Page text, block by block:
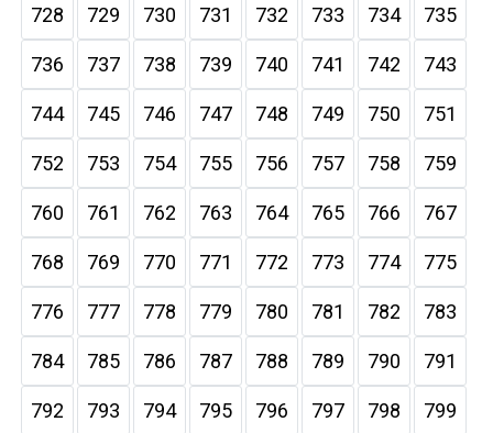
728 729 730 731 732 733 734 735
736 737 738 739 740 741 742 743
744 745 746 747 748 749 750 751
752 753 754 755 756 757 758 759
760 761 762 763 764 765 766 767
768 769 770 771 772 773 774 775
776 777 778 779 780 781 782 783
784 785 786 787 788 789 790 791
792 793 794 795 796 797 798 799